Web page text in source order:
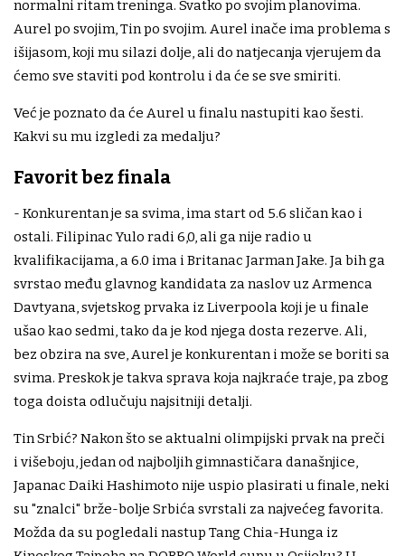
normalni ritam treninga. Svatko po svojim planovima.
Aurel po svojim, Tin po svojim. Aurel inače ima problema s
išijasom, koji mu silazi dolje, ali do natjecanja vjerujem da
ćemo sve staviti pod kontrolu i da će se sve smiriti.
Već je poznato da će Aurel u finalu nastupiti kao šesti.
Kakvi su mu izgledi za medalju?
Favorit bez finala
- Konkurentan je sa svima, ima start od 5.6 sličan kao i
ostali. Filipinac Yulo radi 6,0, ali ga nije radio u
kvalifikacijama, a 6.0 ima i Britanac Jarman Jake. Ja bih ga
svrstao među glavnog kandidata za naslov uz Armenca
Davtyana, svjetskog prvaka iz Liverpoola koji je u finale
ušao kao sedmi, tako da je kod njega dosta rezerve. Ali,
bez obzira na sve, Aurel je konkurentan i može se boriti sa
svima. Preskok je takva sprava koja najkraće traje, pa zbog
toga doista odlučuju najsitniji detalji.
Tin Srbić? Nakon što se aktualni olimpijski prvak na preči
i višeboju, jedan od najboljih gimnastičara današnjice,
Japanac Daiki Hashimoto nije uspio plasirati u finale, neki
su "znalci" brže-bolje Srbića svrstali za najvećeg favorita.
Možda da su pogledali nastup Tang Chia-Hunga iz